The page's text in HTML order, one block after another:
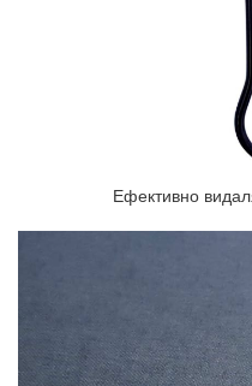
Ефективно